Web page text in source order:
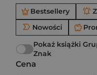
Po użyciu produkty
Bestsellery
Nowości
Pokaż książki
Znak
Cena